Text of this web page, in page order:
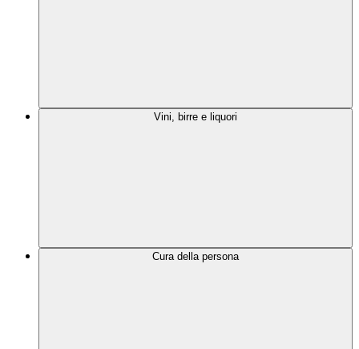
Vini, birre e liquori
Cura della persona